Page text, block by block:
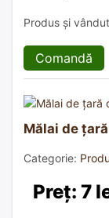
Produs și
Comandă
Mălai de
Categorie:
Preț: 7